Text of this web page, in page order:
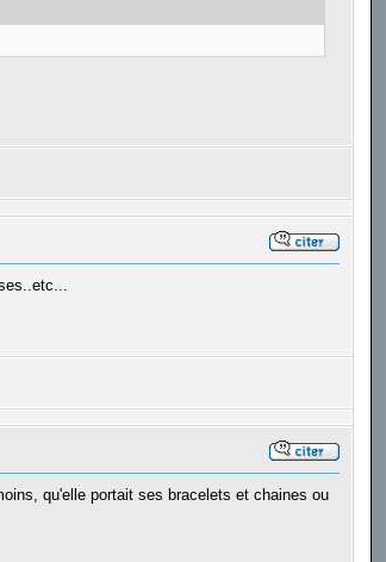
qu'elle portait ses bracelets et chaines ou